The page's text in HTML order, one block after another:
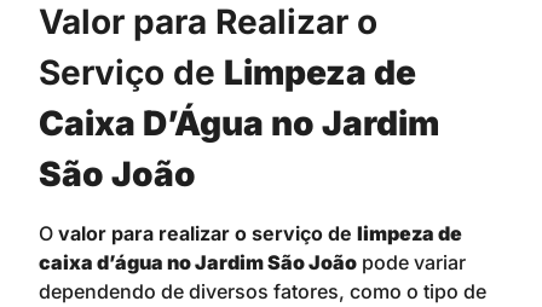
Valor para Realizar o
Serviço de Limpeza de
Caixa D’Água no Jardim
São João
O valor para realizar o serviço de limpeza de
caixa d’água no Jardim São João pode variar
dependendo de diversos fatores, como o tipo de